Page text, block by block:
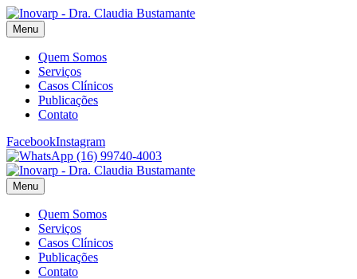
Menu
Quem Somos
Serviços
Casos Clínicos
Publicações
Contato
FacebookInstagram
(16) 99740-4003
Menu
Quem Somos
Serviços
Casos Clínicos
Publicações
Contato